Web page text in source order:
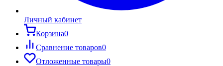
Личный кабинет
Корзина0
Сравнение товаров0
Отложенные товары0